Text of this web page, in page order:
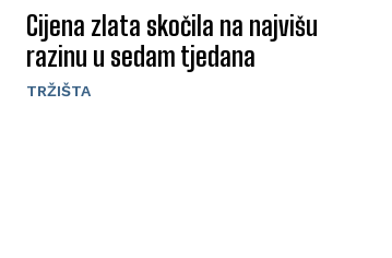
Cijena zlata skočila na najvišu
razinu u sedam tjedana
TRŽIŠTA